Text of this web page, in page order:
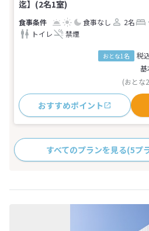
迄】(2名1室)
食事なし 2名
トイレ
禁煙
おとな1名 税
基
(おとな
おすすめポイント
すべてのプランを見る(5プ